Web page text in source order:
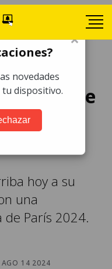
despide
tierna
hoy a su
una
París 2024.
14 2024
×
novedades
dispositivo.